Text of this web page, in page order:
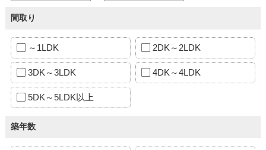
間取り
～1LDK 2DK～2LDK
3DK～3LDK 4DK～4LDK
5DK～5LDK以上
築年数